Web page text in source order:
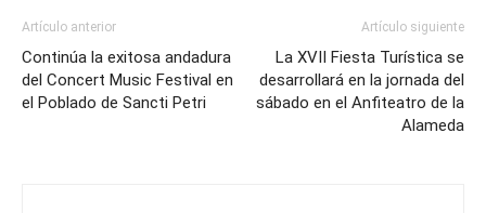
Artículo anterior
Continúa la exitosa andadura
del Concert Music Festival en
el Poblado de Sancti Petri
Artículo siguiente
La XVII Fiesta Turística se
desarrollará en la jornada del
sábado en el Anfiteatro de la
Alameda